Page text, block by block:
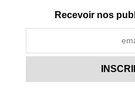
Recevoir nos